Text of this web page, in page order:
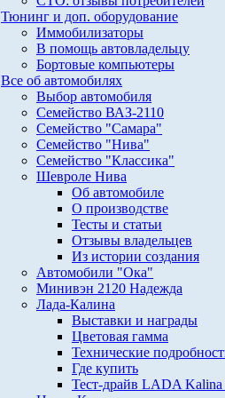
Тюнинг и доп. оборудование
Иммобилизаторы
В помощь автовладельцу
Бортовые компьютеры
Все об автомобилях
Выбор автомобиля
Семейство ВАЗ-2110
Семейство "Самара"
Семейство "Нива"
Семейство "Классика"
Шевроле Нива
Об автомобиле
О производстве
Тесты и статьи
Отзывы владельцев
Из истории создания
Автомобили "Ока"
Минивэн 2120 Надежда
Лада-Калина
Выставки и награды
Цветовая гамма
Технические
Где купить
Тест-драйв LADA Kalina